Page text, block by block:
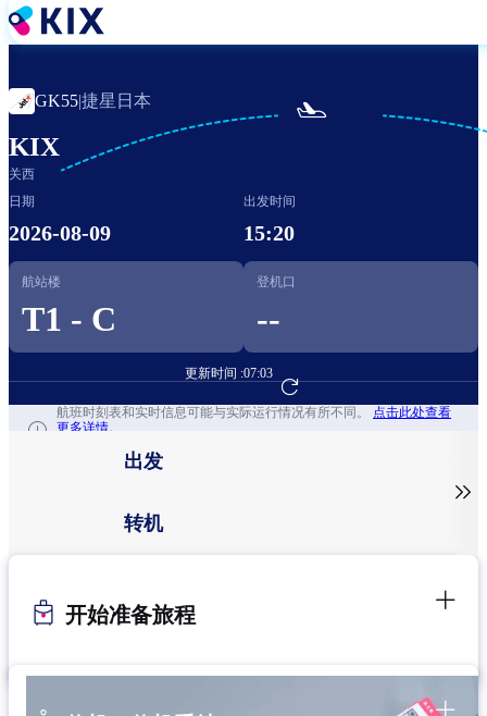
跳
转
主
要
容
GK55|捷星日本
KIX
关西

日期
2026-08-09
出发时间
15:20
航站楼
T1 - C
登机口
--
更新时间 :07:03
前往航班预订
航班时刻表和实时信息可能与实际运行情况有所不同。 点击此处查看
更多详情。
出发
转机

开始准备旅程